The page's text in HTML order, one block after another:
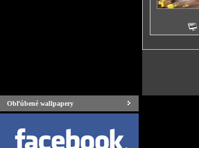
Obľúbené wallpapery